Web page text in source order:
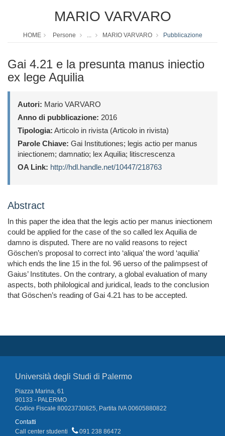
MARIO VARVARO
HOME Persone ... MARIO VARVARO Pubblicazione
Gai 4.21 e la presunta manus iniectio
ex lege Aquilia
Autori: Mario VARVARO
Anno di pubblicazione: 2016
Tipologia: Articolo in rivista (Articolo in rivista)
Parole Chiave: Gai Institutiones; legis actio per manus
iniectionem; damnatio; lex Aquilia; litiscrescenza
OA Link: http://hdl.handle.net/10447/218763
Abstract
In this paper the idea that the legis actio per manus iniectionem
could be applied for the case of the so called lex Aquilia de
damno is disputed. There are no valid reasons to reject
Göschen’s proposal to correct into ‘aliqua’ the word ‘aquilia’
which ends the line 15 in the fol. 96 uerso of the palimpsest of
Gaius’ Institutes. On the contrary, a global evaluation of many
aspects, both philological and juridical, leads to the conclusion
that Göschen’s reading of Gai 4.21 has to be accepted.
Università degli Studi di Palermo
Piazza Marina, 61
90133 - PALERMO
Codice Fiscale 80023730825, Partita IVA 00605880822
Contatti
Call center studenti
091 238 86472